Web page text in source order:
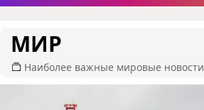
МИР
Наиболее важные мировые новости